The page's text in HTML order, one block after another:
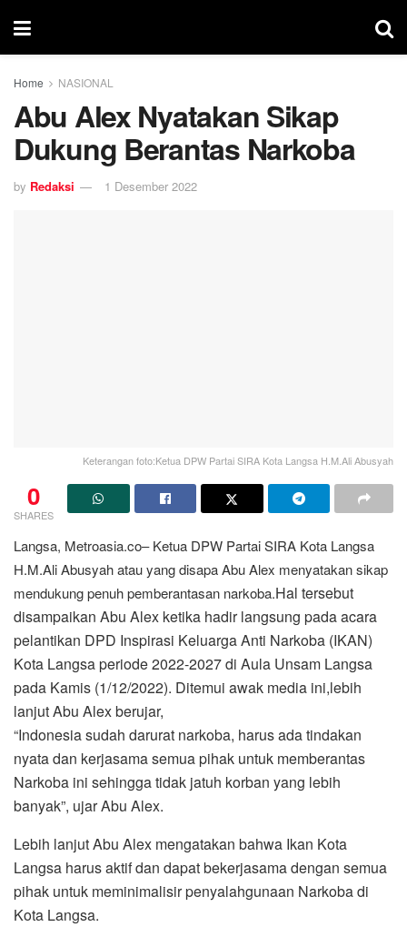
Home NASIONAL
Abu Alex Nyatakan Sikap
Dukung Berantas Narkoba
by Redaksi 1 Desember 2022
Keterangan foto:Ketua DPW Partai SIRA Kota Langsa H.M.Ali Abusyah
0
SHARES
Langsa, Metroasia.co– Ketua DPW Partai SIRA Kota Langsa
H.M.Ali Abusyah atau yang disapa Abu Alex menyatakan sikap
mendukung penuh pemberantasan narkoba.Hal tersebut
disampaikan Abu Alex ketika hadir langsung pada acara
pelantikan DPD Inspirasi Keluarga Anti Narkoba (IKAN)
Kota Langsa periode 2022-2027 di Aula Unsam Langsa
pada Kamis (1/12/2022). Ditemui awak media ini,lebih
lanjut Abu Alex berujar,
“Indonesia sudah darurat narkoba, harus ada tindakan
nyata dan kerjasama semua pihak untuk memberantas
Narkoba ini sehingga tidak jatuh korban yang lebih
banyak”, ujar Abu Alex.
Lebih lanjut Abu Alex mengatakan bahwa Ikan Kota
Langsa harus aktif dan dapat bekerjasama dengan semua
pihak untuk meminimalisir penyalahgunaan Narkoba di
Kota Langsa.